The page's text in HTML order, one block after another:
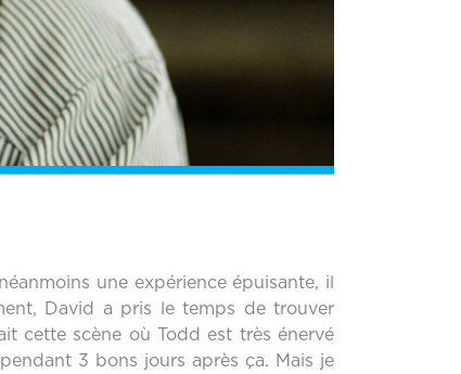
une expérience épuisante, il
David a pris le temps de trouver
cette scène où Todd est très énervé
3 bons jours après ça. Mais je